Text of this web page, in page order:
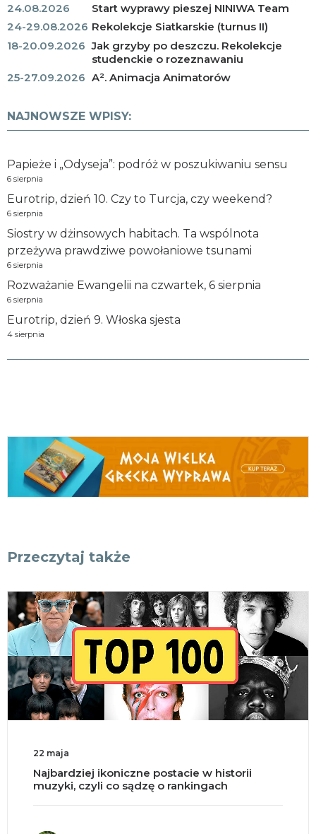
24.08.2026
Start wyprawy pieszej NINIWA Team
24-29.08.2026 Rekolekcje Siatkarskie (turnus II)
18-20.09.2026 Jak grzyby po deszczu. Rekolekcje
studenckie o rozeznawaniu
25-27.09.2026 A². Animacja Animatorów
NAJNOWSZE WPISY:
Papieże i „Odyseja”: podróż w poszukiwaniu sensu
6 sierpnia
Eurotrip, dzień 10. Czy to Turcja, czy weekend?
6 sierpnia
Siostry w dżinsowych habitach. Ta wspólnota
przeżywa prawdziwe powołaniowe tsunami
6 sierpnia
Rozważanie Ewangelii na czwartek, 6 sierpnia
6 sierpnia
Eurotrip, dzień 9. Włoska sjesta
4 sierpnia
Przeczytaj także
22 maja
Najbardziej ikoniczne postacie w historii
muzyki, czyli co sądzę o rankingach